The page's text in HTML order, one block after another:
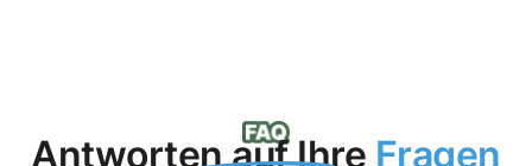
Antworten auf Ihre Fragen